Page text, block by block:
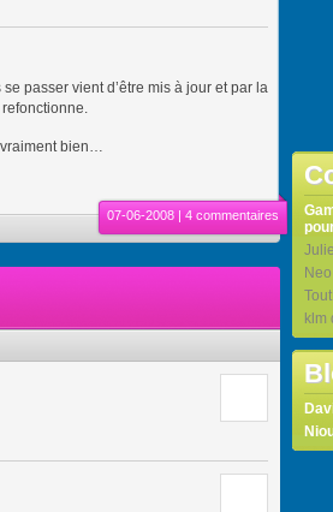
passer vient d’être mis à jour et par la
vraiment bien…
07-06-2008 | 4 commentaires
Neo
klm